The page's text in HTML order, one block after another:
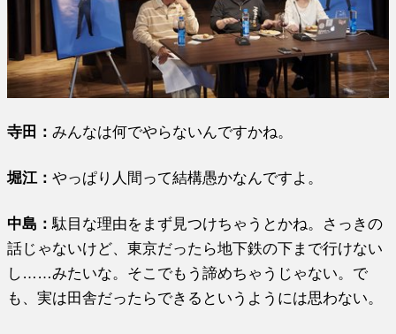
寺田：みんなは何でやらないんですかね。
堀江 ：やっぱり人間って結構愚かなんですよ。
中島：駄目な理由をまず見つけちゃうとかね。さっきの
話じゃないけど、東京だったら地下鉄の下まで行けない
し……みたいな。そこでもう諦めちゃうじゃない。で
も、実は田舎だったらできるというようには思わない。